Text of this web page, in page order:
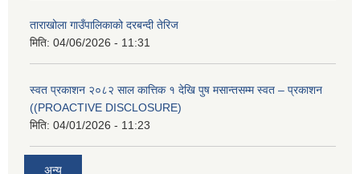
ताराखोला गाउँपालिकाको दरबन्दी तेरिज
मिति: 04/06/2026 - 11:31
स्वत प्रकाशन २०८२ साल कात्तिक १ देखि पुष मसान्तसम्म स्वत – प्रकाशन
((PROACTIVE DISCLOSURE)
मिति: 04/01/2026 - 11:23
अन्य